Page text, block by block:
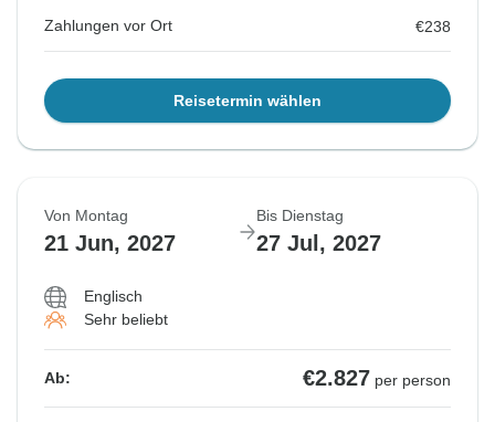
Zahlungen vor Ort €238
Reisetermin wählen
Von Montag
21 Jun, 2027
Bis Dienstag
27 Jul, 2027
Englisch
Sehr beliebt
Ab: €2.827 per person